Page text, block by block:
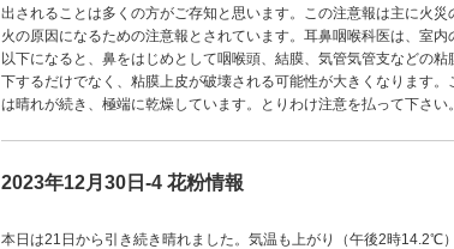
出されることは多くの方がご存知と思います。この注意報は主に火災
火の原因になるための注意報とされています。耳鼻咽喉科医は、室内
以下になると、鼻をはじめとして咽喉頭、結膜、気管気管支などの粘
下するだけでなく、粘膜上皮が破壊される可能性が大きくなります。
は晴れが続き、極端に乾燥しています。とりわけ注意を払って下さい。
2023年12月30日-4 花粉情報
本日は21日から引き続き晴れました。気温も上がり（午後2時14.2℃